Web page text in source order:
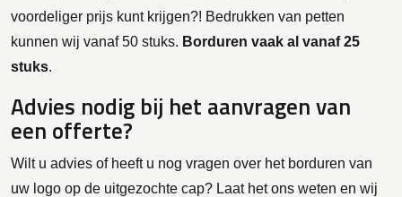
voordeliger prijs kunt krijgen?! Bedrukken van petten
kunnen wij vanaf 50 stuks. Borduren vaak al vanaf 25
stuks.
Advies nodig bij het aanvragen van
een offerte?
Wilt u advies of heeft u nog vragen over het borduren van
uw logo op de uitgezochte cap? Laat het ons weten en wij